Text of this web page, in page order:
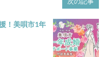
！美唄市1年